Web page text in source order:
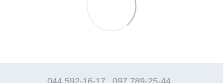
044 592-16-17 097 789-25-44